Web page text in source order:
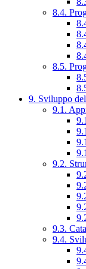
8.4.
8.5.
9. Sviluppo
9.1.
9.2.
9.3.
9.4.